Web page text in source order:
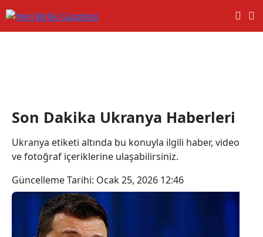
Son Dakika Ukranya Haberleri
Ukranya etiketi altında bu konuyla ilgili haber, video
ve fotoğraf içeriklerine ulaşabilirsiniz.
Güncelleme Tarihi: Ocak 25, 2026 12:46